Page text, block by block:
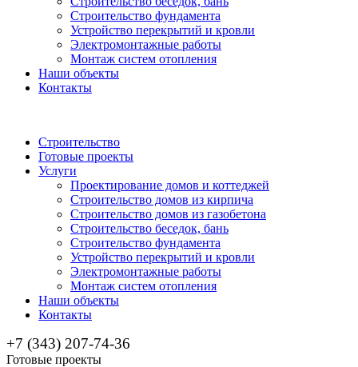
Строительство фундамента
Устройство перекрытий и кровли
Электромонтажные работы
Монтаж систем отопления
Наши объекты
Контакты
Строительство
Готовые проекты
Услуги
Проектирование домов и коттеджей
Строительство домов из кирпича
Строительство домов из газобетона
Строительство беседок, бань
Строительство фундамента
Устройство перекрытий и кровли
Электромонтажные работы
Монтаж систем отопления
Наши объекты
Контакты
+7 (343) 207-74-36
Готовые проекты